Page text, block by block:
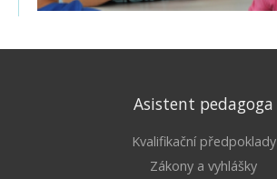
Asistent pedagoga
Kvalifikační předpoklady
Zákony a vyhlášky